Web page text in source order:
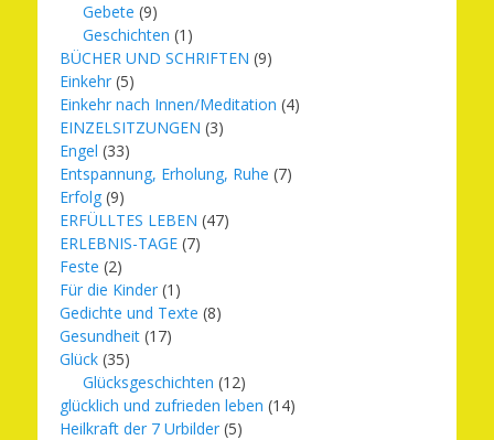
Gebete (9)
Geschichten (1)
BÜCHER UND SCHRIFTEN (9)
Einkehr (5)
Einkehr nach Innen/Meditation (4)
EINZELSITZUNGEN (3)
Engel (33)
Entspannung, Erholung, Ruhe (7)
Erfolg (9)
ERFÜLLTES LEBEN (47)
ERLEBNIS-TAGE (7)
Feste (2)
Für die Kinder (1)
Gedichte und Texte (8)
Gesundheit (17)
Glück (35)
Glücksgeschichten (12)
glücklich und zufrieden leben (14)
Heilkraft der 7 Urbilder (5)